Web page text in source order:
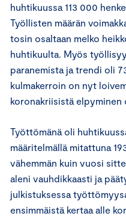
huhtikuussa 113 000
Työllisten määrän
tosin osaltaan melko
huhtikuulta. Myös
paranemista ja trendi oli
kulmakerroin on nyt
koronakriisistä elpyminen
Työttömänä oli
määritelmällä mitattuna
vähemmän kuin vuosi
aleni vauhdikkaasti ja
julkistuksessa
ensimmäistä kertaa alle